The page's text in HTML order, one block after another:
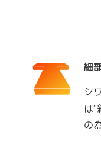
細
シ
は
の